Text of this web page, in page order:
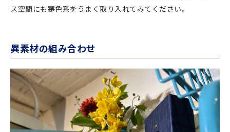
ス空間にも寒色系をうまく取り入れてみてください。
異素材の組み合わせ